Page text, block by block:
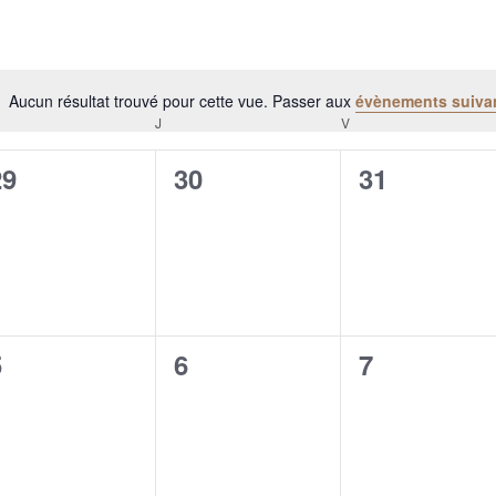
Notice
Aucun résultat trouvé pour cette vue. Passer aux évènements
J V
0
30
0
31
0
6
0
7